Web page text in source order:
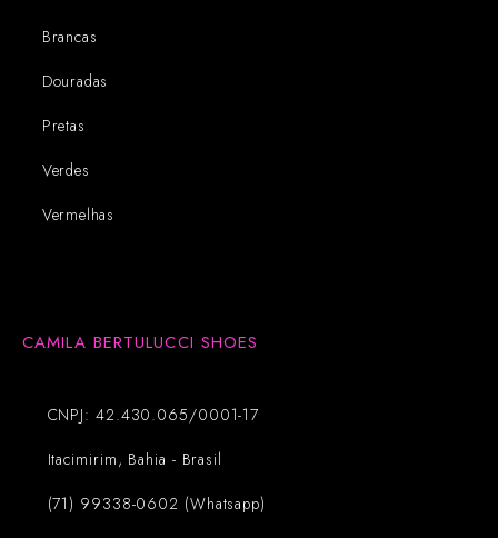
Brancas
Douradas
Pretas
Verdes
Vermelhas
CAMILA BERTULUCCI SHOES
CNPJ: 42.430.065/0001-17
Itacimirim, Bahia - Brasil
(71) 99338-0602 (Whatsapp)